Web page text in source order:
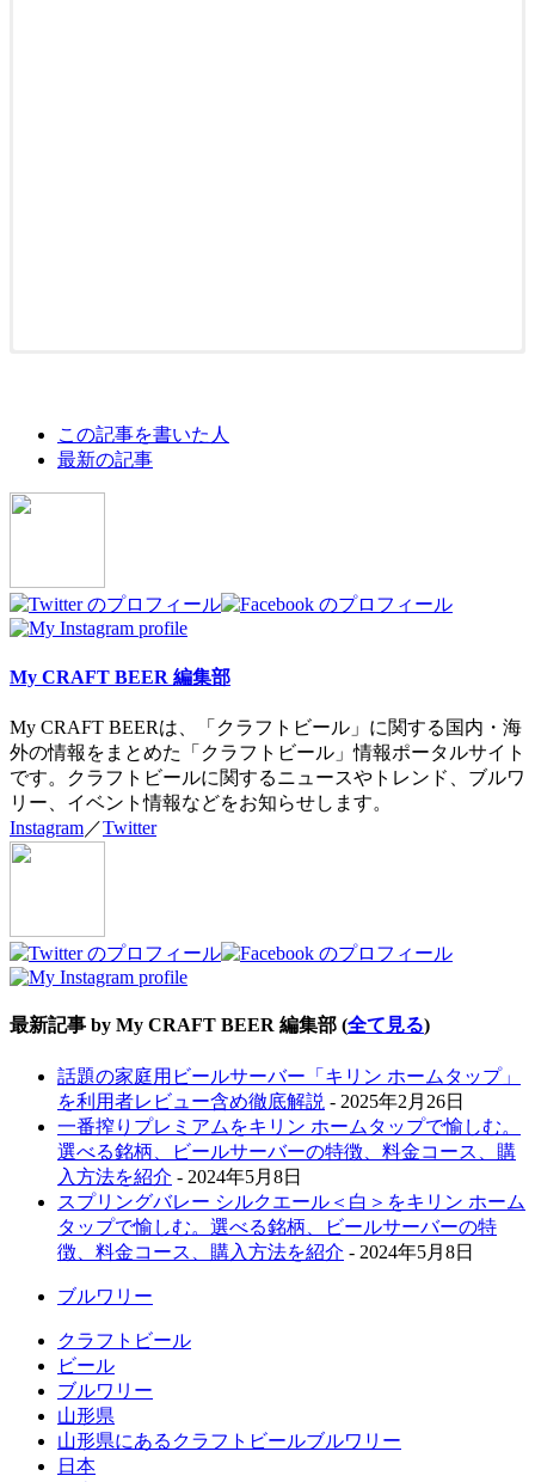
following
tabs
change
この記事を書いた人
最新の記事
My CRAFT BEER 編集部
My CRAFT BEERは、「クラフトビール」に関する国内・海
外の情報をまとめた「クラフトビール」情報ポータルサイト
です。クラフトビールに関するニュースやトレンド、ブルワ
リー、イベント情報などをお知らせします。
Instagram／Twitter
最新記事 by My CRAFT BEER 編集部 (全て見る)
話題の家庭用ビールサーバー「キリン ホームタップ」
を利用者レビュー含め徹底解説 - 2025年2月26日
一番搾りプレミアムをキリン ホームタップで愉しむ。
選べる銘柄、ビールサーバーの特徴、料金コース、購
入方法を紹介 - 2024年5月8日
スプリングバレー シルクエール＜白＞をキリン ホーム
タップで愉しむ。選べる銘柄、ビールサーバーの特
徴、料金コース、購入方法を紹介 - 2024年5月8日
ブルワリー
クラフトビール
ビール
ブルワリー
山形県
山形県にあるクラフトビールブルワリー
日本